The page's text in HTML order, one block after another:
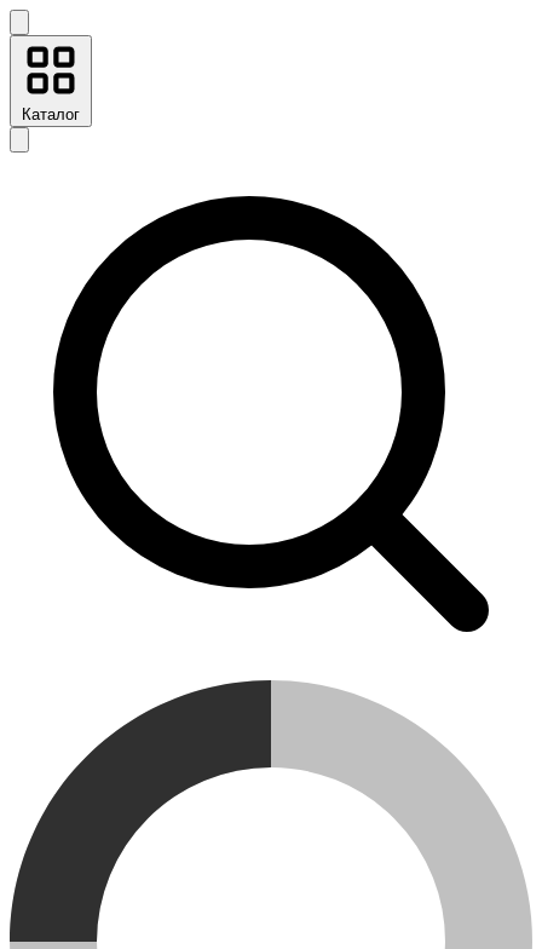
Каталог